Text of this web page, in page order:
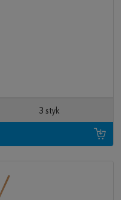
3 styk